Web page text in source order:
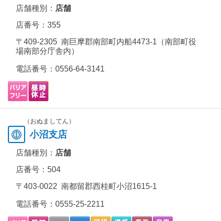
店舗種別： 店舗
店番号：355
〒409-2305 南巨摩郡南部町内船4473-1（南部町役
場南部分庁舎内）
電話番号： 0556-64-3141
（おぬましてん）
小沼支店
店舗種別： 店舗
店番号：504
〒403-0022 南都留郡西桂町小沼1615-1
電話番号： 0555-25-2211